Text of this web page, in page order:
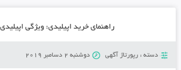
راهنمای خرید اپیلیدی: ویژگی
دسته : رپورتاژ آگهی دوشنبه 2 دسامبر 2019